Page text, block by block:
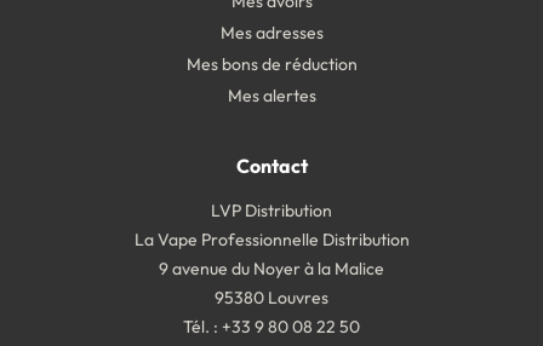
Mes adresses
Mes bons de réduction
Mes alertes
Contact
LVP Distribution
La Vape Professionnelle Distribution
9 avenue du Noyer à la Malice
95380 Louvres
Tél. : +33 9 80 08 22 50